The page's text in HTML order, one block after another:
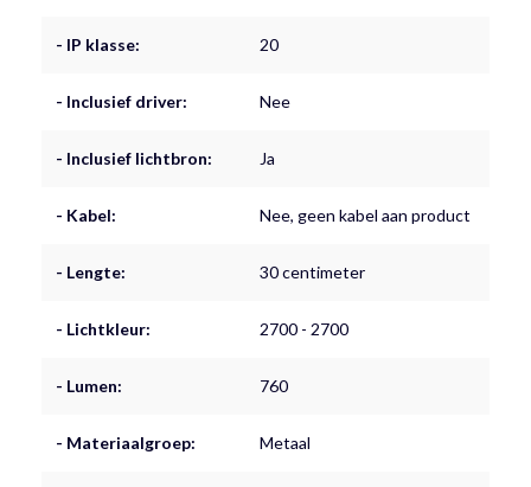
- IP klasse: 20
- Inclusief driver: Nee
- Inclusief lichtbron: Ja
- Kabel: Nee, geen kabel aan product
- Lengte: 30 centimeter
- Lichtkleur: 2700 - 2700
- Lumen: 760
- Materiaalgroep: Metaal